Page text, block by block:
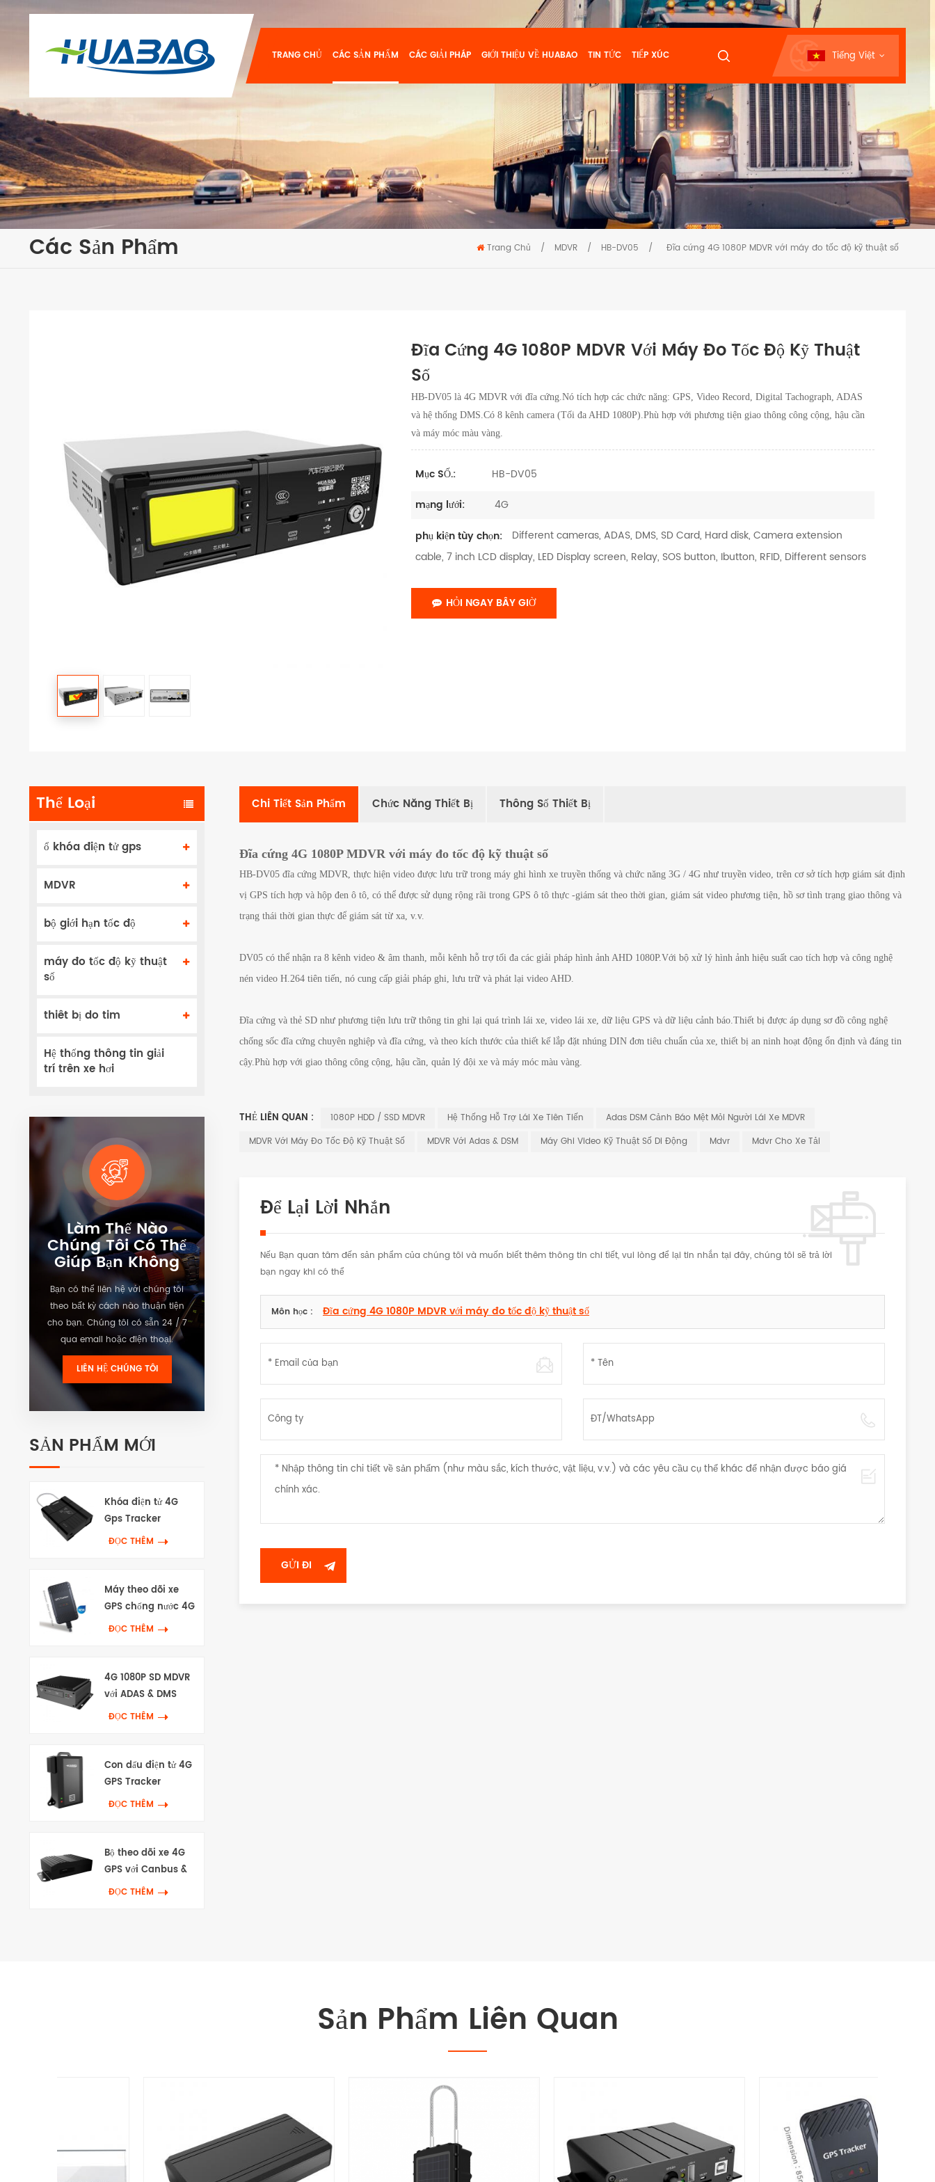
TRANG CHỦ CÁC SẢN PHẨM CÁC GIẢI PHÁP GIỚI THIỆU VỀ HUABAO TIN TỨC TIẾP XÚC Tiếng Việt
Các Sản Phẩm Trang Chủ / MDVR / HB-DV05 / Đĩa cứng 4G 1080P MDVR với máy đo tốc độ kỹ thuật số
Đĩa Cứng 4G 1080P MDVR Với Máy Đo Tốc Độ Kỹ Thuật
Số
HB-DV05 là 4G MDVR với đĩa cứng.Nó tích hợp các chức năng: GPS, Video Record, Digital Tachograph, ADAS
và hệ thống DMS.Có 8 kênh camera (Tối đa AHD 1080P).Phù hợp với phương tiện giao thông công cộng, hậu cần
và máy móc màu vàng.
Mục SỐ.:
HB-DV05
mạng lưới:
4G
phụ kiện tùy chọn:
Different cameras, ADAS, DMS, SD Card, Hard disk, Camera extension
cable, 7 inch LCD display, LED Display screen, Relay, SOS button, Ibutton, RFID, Different sensors
HỎI NGAY BÂY GIỜ
Thể Loại
ổ khóa điện tử gps
MDVR
bộ giới hạn tốc độ
máy đo tốc độ kỹ thuật
số
thiêt bị do tim
Hệ thống thông tin giải
trí trên xe hơi
Làm Thế Nào
Chúng Tôi Có Thể
Giúp Bạn Không
Bạn có thể liên hệ với chúng tôi
theo bất kỳ cách nào thuận tiện
cho bạn. Chúng tôi có sẵn 24 / 7
qua email hoặc điện thoại.
LIÊN HỆ CHÚNG TÔI
SẢN PHẨM MỚI
Khóa điện tử 4G
Gps Tracker
ĐỌC THÊM
Máy theo dõi xe
GPS chống nước 4G
ĐỌC THÊM
4G 1080P SD MDVR
với ADAS & DMS
ĐỌC THÊM
Con dấu điện tử 4G
GPS Tracker
ĐỌC THÊM
Bộ theo dõi xe 4G
GPS với Canbus &
Wifi
ĐỌC THÊM
Chi Tiết Sản Phẩm Chức Năng Thiết Bị Thông Số Thiết Bị
Đĩa cứng 4G 1080P MDVR với máy đo tốc độ kỹ thuật số
HB-DV05 đĩa cứng MDVR, thực hiện video được lưu trữ trong máy ghi hình xe truyền thống và chức năng 3G / 4G như truyền video, trên cơ sở tích hợp giám sát định
vị GPS tích hợp và hộp đen ô tô, có thể được sử dụng rộng rãi trong GPS ô tô thực -giám sát theo thời gian, giám sát video phương tiện, hồ sơ tình trạng giao thông và
trạng thái thời gian thực để giám sát từ xa, v.v.
DV05 có thể nhận ra 8 kênh video & âm thanh, mỗi kênh hỗ trợ tối đa các giải pháp hình ảnh AHD 1080P.Với bộ xử lý hình ảnh hiệu suất cao tích hợp và công nghệ
nén video H.264 tiên tiến, nó cung cấp giải pháp ghi, lưu trữ và phát lại video AHD.
Đĩa cứng và thẻ SD như phương tiện lưu trữ thông tin ghi lại quá trình lái xe, video lái xe, dữ liệu GPS và dữ liệu cảnh báo.Thiết bị được áp dụng sơ đồ công nghệ
chống sốc đĩa cứng chuyên nghiệp và đĩa cứng, và theo kích thước của thiết kế lắp đặt nhúng DIN đơn tiêu chuẩn của xe, thiết bị an ninh hoạt động ổn định và đáng tin
cậy.Phù hợp với giao thông công cộng, hậu cần, quản lý đội xe và máy móc màu vàng.
THẺ LIÊN QUAN : 1080P HDD / SSD MDVR Hệ Thống Hỗ Trợ Lái Xe Tiên Tiến
Adas DSM Cảnh Báo Mệt Mỏi Người Lái Xe MDVR
MDVR Với Máy Đo Tốc Độ Kỹ Thuật Số
MDVR Với Adas & DSM Máy Ghi Video Kỹ Thuật Số Di Động Mdvr Mdvr Cho Xe Tải
Để Lại Lời Nhắn
Nếu Bạn quan tâm đến sản phẩm của chúng tôi và muốn biết thêm thông tin chi tiết, vui lòng để lại tin nhắn tại đây, chúng tôi sẽ trả lời
bạn ngay khi có thể
Môn học : Đĩa cứng 4G 1080P MDVR với máy đo tốc độ kỹ thuật số
Sản Phẩm Liên Quan